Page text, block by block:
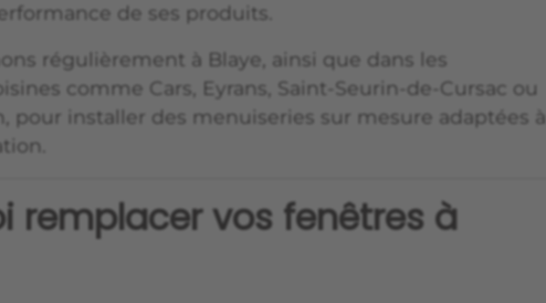
de ses produits.
régulièrement à Blaye, ainsi que dans les
comme Cars, Eyrans, Saint-Seurin-de-Cursac ou
pour installer des menuiseries sur mesure adaptées à
remplacer vos fenêtres à